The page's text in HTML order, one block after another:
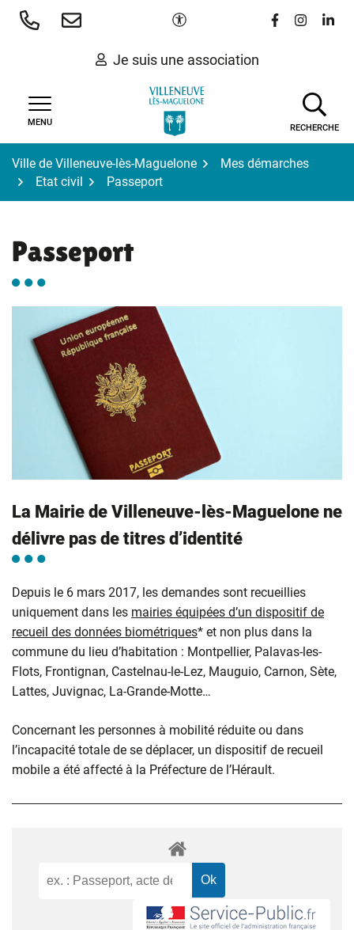
Aller
Paramètres d'accessibilité
Lien vers le
Lien vers
Lien
Je suis une association
MENU
RECHERCHE
Ville de Villeneuve-lès-Maguelone
Mes démarches
Etat civil
Passeport
Passeport
La Mairie de Villeneuve-lès-Maguelone ne
délivre pas de titres d’identité
Depuis le 6 mars 2017, les demandes sont recueillies
uniquement dans les mairies équipées d’un dispositif de
recueil des données biométriques* et non plus dans la
commune du lieu d’habitation : Montpellier, Palavas-les-
Flots, Frontignan, Castelnau-le-Lez, Mauguio, Carnon, Sète,
Lattes, Juvignac, La-Grande-Motte…
Concernant les personnes à mobilité réduite ou dans
l’incapacité totale de se déplacer, un dispositif de recueil
mobile a été affecté à la Préfecture de l’Hérault.